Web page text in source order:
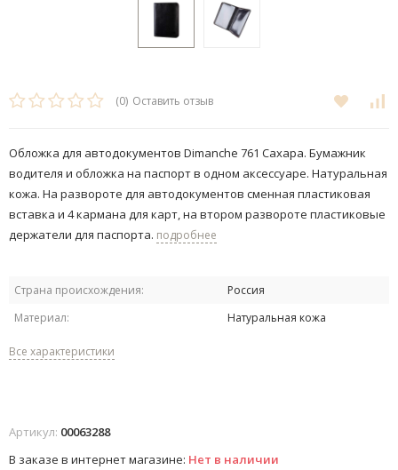
(0) Оставить отзыв
Обложка для автодокументов Dimanche 761 Сахара. Бумажник
водителя и обложка на паспорт в одном аксессуаре. Натуральная
кожа. На развороте для автодокументов сменная пластиковая
вставка и 4 кармана для карт, на втором развороте пластиковые
держатели для паспорта. подробнее
Страна происхождения:
Россия
Материал:
Натуральная кожа
Все характеристики
Артикул: 00063288
В заказе в интернет магазине: Нет в наличии